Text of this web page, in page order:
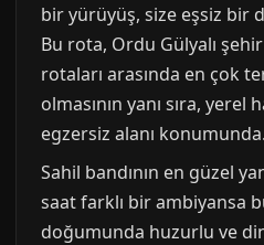
bir yürüyüş, size eşsiz bir
Bu rota, Ordu Gülyalı
rotaları arasında en çok
olmasının yanı sıra, yerel
egzersiz alanı konumunda.
Sahil bandının en güzel
saat farklı bir ambiyansa
doğumunda huzurlu ve